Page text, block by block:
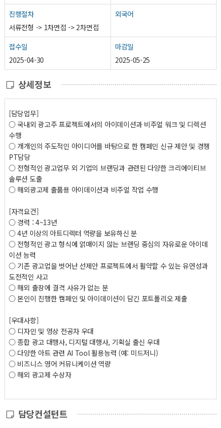
진행절차
서류전형 -> 1차면접 -> 2차면접
외국어
접수일
2025-04-30
마감일
2025-05-25
상세정보
[담당업무]
○ 국내외 광고주 프로젝트에서의 아이데이션과 비주얼 워크 및 디렉션
수행
○ 개개인의 주도적인 아이디어를 바탕으로 한 캠페인 신규 제안 및 경쟁
PT담당
○ 전형적인 광고업무 외 기업의 브랜딩과 관련된 다양한 크리에이티브
솔루션 도출
○ 해외광고제 출품용 아이데이션과 비주얼 작업 수행
[자격요건]
○ 경력 : 4~13년
○ 4년 이상의 아트디렉터 역량을 보유하신 분
○ 전형적인 광고 형식에 얽매이지 않는 브랜딩 중심의 자유로운 아이데
이션 능력
○ 기존 광고업을 벗어난 선제안 프로젝트에서 활약할 수 있는 유연성과
도전적인 사고
○ 해외 출장에 결격 사유가 없는 분
○ 본인이 진행한 캠페인 및 아이데이션이 담긴 포트폴리오 제출
[우대사항]
○ 디자인 및 영상 전공자 우대
○ 종합 광고 대행사, 디지털 대행사, 기획실 출신 우대
○ 다양한 아트 관련 AI Tool 활용능력 (예: 미드저니)
○ 비즈니스 영어 커뮤니케이션 역량
○ 해외 광고제 수상자
담당컨설턴트